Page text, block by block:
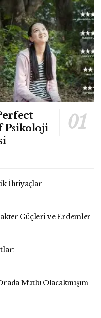
Psikoloji
İhtiyaçlar
Güçleri ve Erdemler
Mutlu Olacakmışım